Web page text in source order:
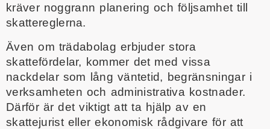
kräver noggrann planering och följsamhet till
skattereglerna.
Även om trädabolag erbjuder stora
skattefördelar, kommer det med vissa
nackdelar som lång väntetid, begränsningar i
verksamheten och administrativa kostnader.
Därför är det viktigt att ta hjälp av en
skattejurist eller ekonomisk rådgivare för att